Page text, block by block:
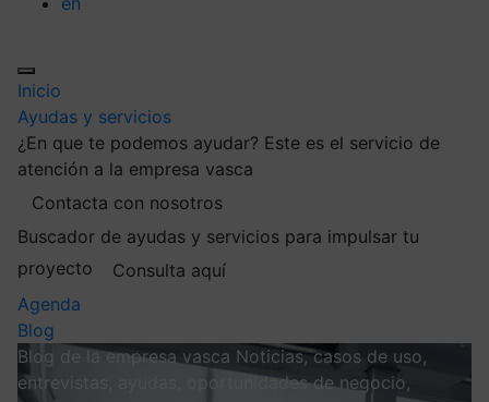
Inicio
Ayudas y servicios
¿En que te podemos ayudar? Este es el servicio de
atención a la empresa vasca
Contacta con nosotros
Buscador de ayudas y servicios para impulsar tu
proyecto
Consulta aquí
Agenda
Blog
Blog de la empresa vasca Noticias, casos de uso,
entrevistas, ayudas, oportunidades de negocio,